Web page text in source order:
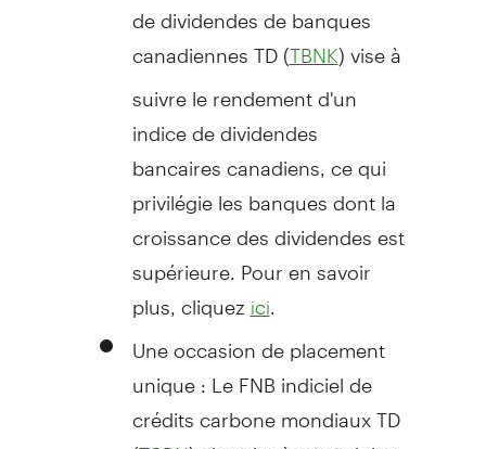
de dividendes de banques
canadiennes TD (TBNK) vise à
suivre le rendement d'un
indice de dividendes
bancaires canadiens, ce qui
privilégie les banques dont la
croissance des dividendes est
supérieure. Pour en savoir
plus, cliquez ici
Une occasion de placement
unique : Le FNB indiciel de
crédits carbone mondiaux TD